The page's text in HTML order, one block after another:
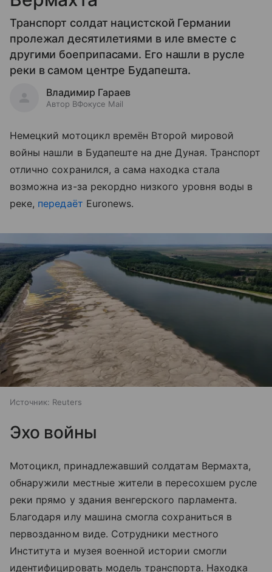
Транспорт солдат нацистской Германии
пролежал десятилетиями в иле вместе с
другими боеприпасами. Его нашли в русле
реки в самом центре Будапешта.
Владимир Гараев
Автор ВФокусе Mail
Немецкий мотоцикл времён Второй мировой
войны нашли в Будапеште на дне Дуная. Транспорт
отлично сохранился, а сама находка стала
возможна из-за рекордно низкого уровня воды в
реке, передаёт Euronews.
Источник: Reuters
Эхо войны
Мотоцикл, принадлежавший солдатам Вермахта,
обнаружили местные жители в пересохшем русле
реки прямо у здания венгерского парламента.
Благодаря илу машина смогла сохраниться в
первозданном виде. Сотрудники местного
Института и музея военной истории смогли
идентифицировать модель транспорта. Находка